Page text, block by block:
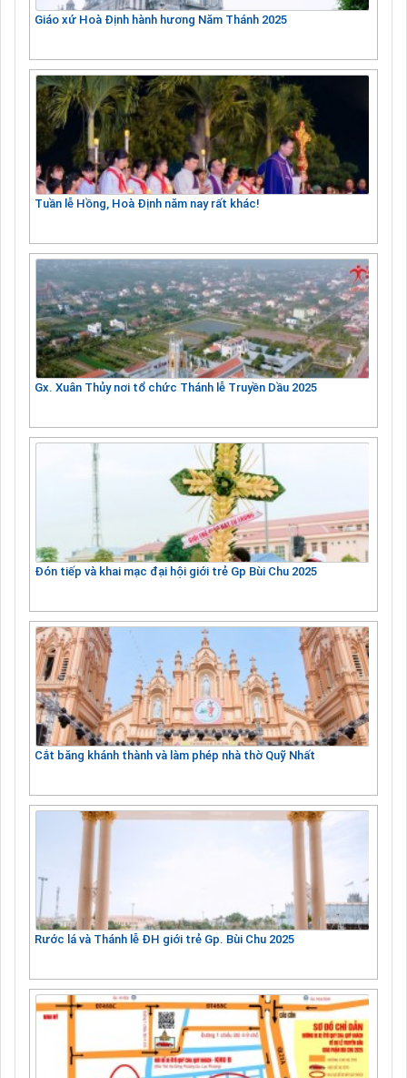
Giáo xứ Hoà Định hành hương Năm Thánh 2025
Tuần lễ Hồng, Hoà Định năm nay rất khác!
Gx. Xuân Thủy nơi tổ chức Thánh lễ Truyền Dầu 2025
Đón tiếp và khai mạc đại hội giới trẻ Gp Bùi Chu 2025
Cắt băng khánh thành và làm phép nhà thờ Quỹ Nhất
Rước lá và Thánh lễ ĐH giới trẻ Gp. Bùi Chu 2025